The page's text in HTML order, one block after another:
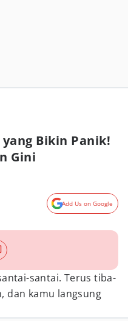
Bikin Panik!
Gini
Add Us on Google
santai. Terus tiba-
dan kamu langsung